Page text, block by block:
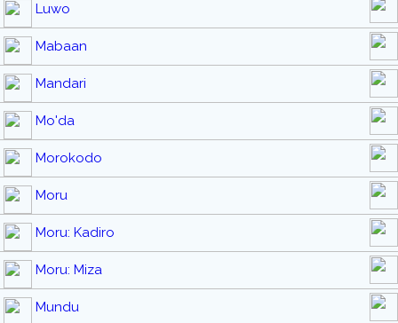
Luwo
Mabaan
Mandari
Mo'da
Morokodo
Moru
Moru: Kadiro
Moru: Miza
Mundu